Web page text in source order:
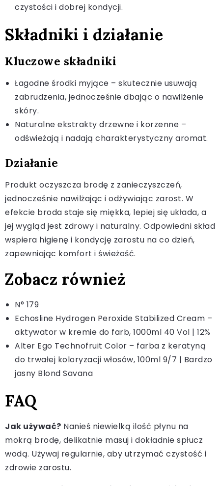
czystości i dobrej kondycji.
Składniki i działanie
Kluczowe składniki
Łagodne środki myjące – skutecznie usuwają
zabrudzenia, jednocześnie dbając o nawilżenie
skóry.
Naturalne ekstrakty drzewne i korzenne –
odświeżają i nadają charakterystyczny aromat.
Działanie
Produkt oczyszcza brodę z zanieczyszczeń,
jednocześnie nawilżając i odżywiając zarost. W
efekcie broda staje się miękka, lepiej się układa, a
jej wygląd jest zdrowy i naturalny. Odpowiedni skład
wspiera higienę i kondycję zarostu na co dzień,
zapewniając komfort i świeżość.
Zobacz również
N° 179
Echosline Hydrogen Peroxide Stabilized Cream –
aktywator w kremie do farb, 1000ml 40 Vol | 12%
Alter Ego Technofruit Color – farba z keratyną
do trwałej koloryzacji włosów, 100ml 9/7 | Bardzo
jasny Blond Savana
FAQ
Jak używać? Nanieś niewielką ilość płynu na
mokrą brodę, delikatnie masuj i dokładnie spłucz
wodą. Używaj regularnie, aby utrzymać czystość i
zdrowie zarostu.